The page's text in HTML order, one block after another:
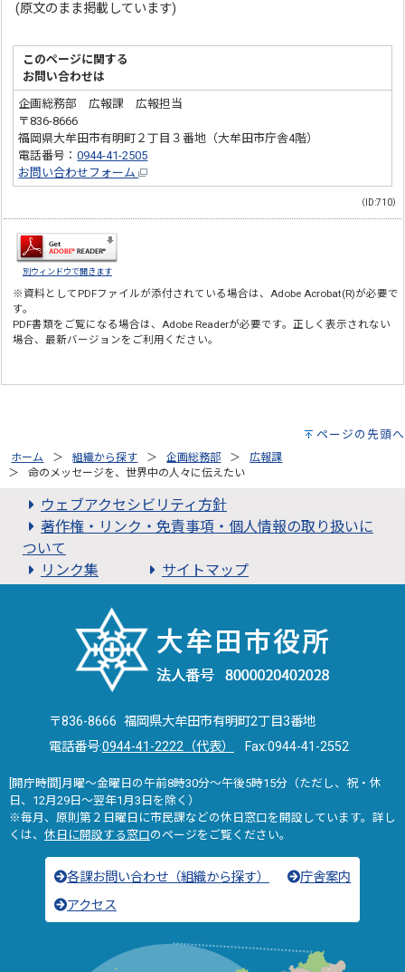
(原文のまま掲載しています)
このページに関する
お問い合わせは
企画総務部 広報課 広報担当
〒836-8666
福岡県大牟田市有明町２丁目３番地（大牟田市庁舎4階）
電話番号：0944-41-2505
お問い合わせフォーム
（ID:710）
別ウィンドウで開きます
※資料としてPDFファイルが添付されている場合は、Adobe Acrobat(R)が必要で
す。
PDF書類をご覧になる場合は、Adobe Readerが必要です。正しく表示されない
場合、最新バージョンをご利用ください。
ページの先頭へ
ホーム 組織から探す 企画総務部
広報課
命のメッセージを、世界中の人々に伝えたい
ウェブアクセシビリティ方針
著作権・リンク・免責事項・個人情報の取り扱いに
ついて
リンク集
サイトマップ
〒836-8666 福岡県大牟田市有明町2丁目3番地
電話番号:0944-41-2222（代表） Fax:0944-41-2552
[開庁時間]月曜～金曜日の午前8時30分～午後5時15分（ただし、祝・休
日、12月29日～翌年1月3日を除く）
※毎月、原則第２日曜日に市民課などの休日窓口を開設しています。詳し
くは、 休日に開設する窓口のページをご覧ください。
各課お問い合わせ（組織から探す）
庁舎案内
アクセス